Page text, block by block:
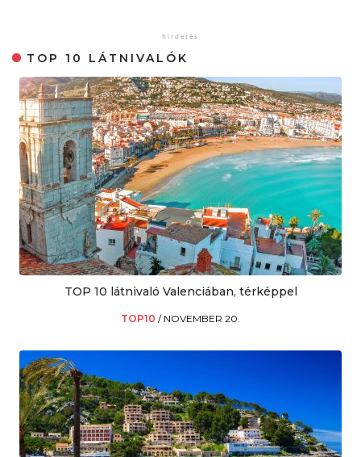
TOP 10 LÁTNIVALÓK
TOP 10 látnivaló Valenciában, térképpel
TOP10 / NOVEMBER 20.